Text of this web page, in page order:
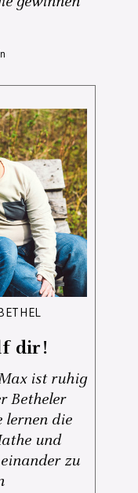
dir!
ist ruhig
Betheler
lernen die
und
zu